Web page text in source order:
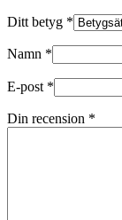
Ditt betyg *
Namn *
E-post *
Din recension *